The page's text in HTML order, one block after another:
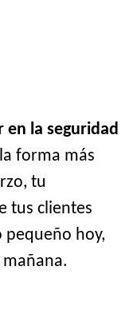
en la seguridad
forma más
tu
tus clientes
pequeño hoy,